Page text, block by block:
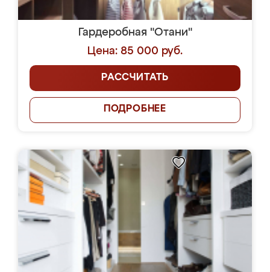
Гардеробная "Отани"
Цена: 85 000 руб.
РАССЧИТАТЬ
ПОДРОБНЕЕ